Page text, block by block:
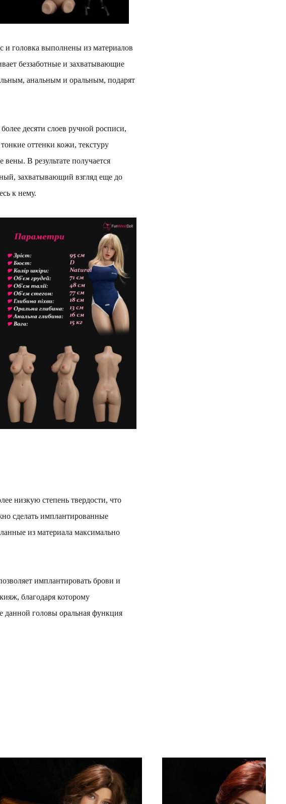
и головка выполнены из материалов
беззаботные и захватывающие
анальным и оральным, подарят
десяти слоев ручной росписи,
оттенки кожи, текстуру
В результате получается
захватывающий взгляд еще до
к нему.
низкую степень твердости, что
сделать имплантированные
из материала максимально
имплантировать брови и
благодаря которому
данной головы оральная функция